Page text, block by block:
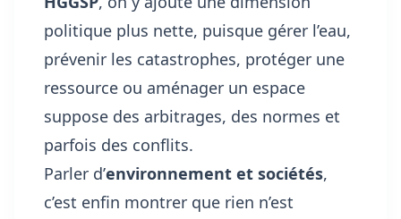
politique plus nette, puisque gérer l’eau,
prévenir les catastrophes, protéger une
ressource ou aménager un espace
suppose des arbitrages, des normes et
parfois des conflits.
Parler d’environnement et sociétés,
c’est enfin montrer que rien n’est